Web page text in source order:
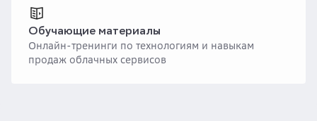
Обучающие материалы
Онлайн-тренинги по технологиям и навыкам
продаж облачных сервисов